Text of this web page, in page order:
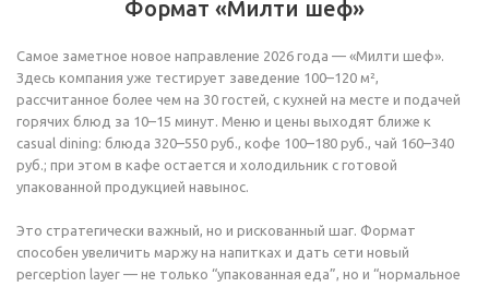
Формат «Милти шеф»
Самое заметное новое направление 2026 года — «Милти шеф».
Здесь компания уже тестирует заведение 100–120 м²,
рассчитанное более чем на 30 гостей, с кухней на месте и подачей
горячих блюд за 10–15 минут. Меню и цены выходят ближе к
casual dining: блюда 320–550 руб., кофе 100–180 руб., чай 160–340
руб.; при этом в кафе остается и холодильник с готовой
упакованной продукцией навынос.
Это стратегически важный, но и рискованный шаг. Формат
способен увеличить маржу на напитках и дать сети новый
perception layer — не только “упакованная еда”, но и “нормальное